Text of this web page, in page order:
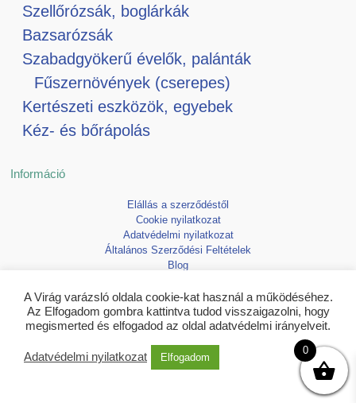
Szellőrózsák, boglárkák
Bazsarózsák
Szabadgyökerű évelők, palánták
Fűszernövények (cserepes)
Kertészeti eszközök, egyebek
Kéz- és bőrápolás
Információ
Elállás a szerződéstől
Cookie nyilatkozat
Adatvédelmi nyilatkozat
Általános Szerződési Feltételek
Blog
Copyright © 2026 Virágvarázsló
A Virág varázsló oldala cookie-kat használ a működéséhez.
Az Elfogadom gombra kattintva tudod visszaigazolni, hogy
megismerted és elfogadod az oldal adatvédelmi irányelveit.
Adatvédelmi nyilatkozat Elfogadom
0